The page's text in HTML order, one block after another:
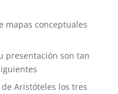
mapas conceptuales
presentación son tan
Aristóteles los tres